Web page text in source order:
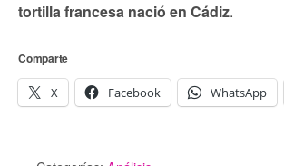
tortilla francesa nació en Cádiz.
Comparte
X Facebook WhatsApp